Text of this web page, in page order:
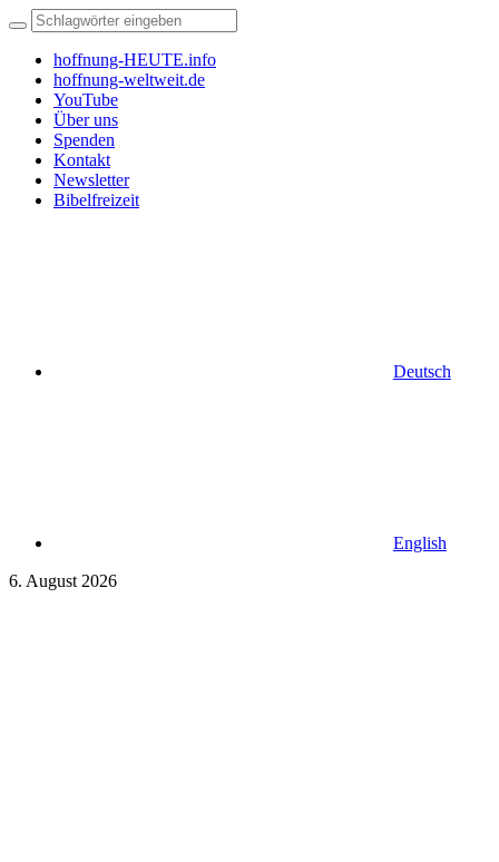
hoffnung-HEUTE.info
hoffnung-weltweit.de
YouTube
Über uns
Spenden
Kontakt
Newsletter
Bibelfreizeit
Deutsch
English
6. August 2026